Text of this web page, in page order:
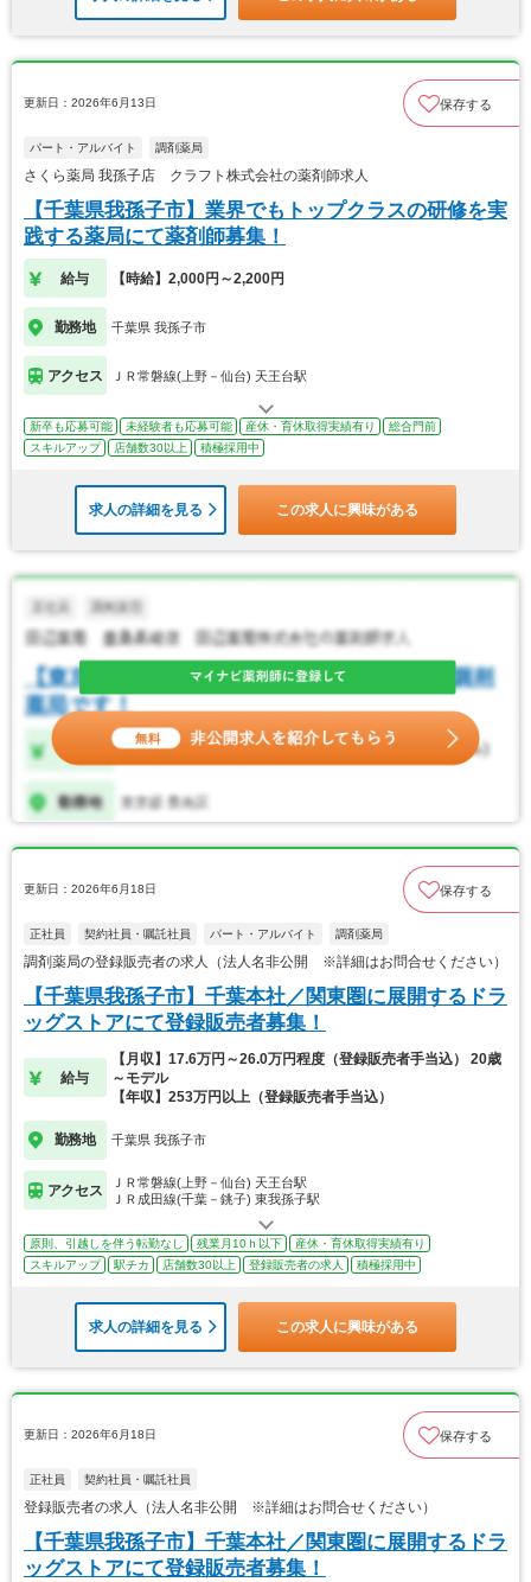
更新日：2026年6月13日 保存する
パート・アルバイト 調剤薬局
さくら薬局 我孫子店 クラフト株式会社の薬剤師求人
【千葉県我孫子市】業界でもトップクラスの研修を実
践する薬局にて薬剤師募集！
給与 【時給】2,000円～2,200円
勤務地 千葉県 我孫子市
アクセス ＪＲ常磐線(上野－仙台) 天王台駅
新卒も応募可能 未経験者も応募可能 産休・育休取得実績有り
総合門前
スキルアップ
店舗数30以上 積極採用中
求人の詳細を見る この求人に興味がある
更新日：2026年6月18日 保存する
正社員 契約社員・嘱託社員 パート・アルバイト 調剤薬局
調剤薬局の登録販売者の求人（法人名非公開 ※詳細はお問合せください）
【千葉県我孫子市】千葉本社／関東圏に展開するドラ
ッグストアにて登録販売者募集！
給与
【月収】17.6万円～26.0万円程度（登録販売者手当込） 20歳
～モデル
【年収】253万円以上（登録販売者手当込）
勤務地 千葉県 我孫子市
アクセス
ＪＲ常磐線(上野－仙台) 天王台駅
ＪＲ成田線(千葉－銚子) 東我孫子駅
原則、引越しを伴う転勤なし 残業月10ｈ以下
産休・育休取得実績有り
スキルアップ
駅チカ 店舗数30以上 登録販売者の求人 積極採用中
求人の詳細を見る この求人に興味がある
更新日：2026年6月18日 保存する
正社員 契約社員・嘱託社員
登録販売者の求人（法人名非公開 ※詳細はお問合せください）
【千葉県我孫子市】千葉本社／関東圏に展開するドラ
ッグストアにて登録販売者募集！